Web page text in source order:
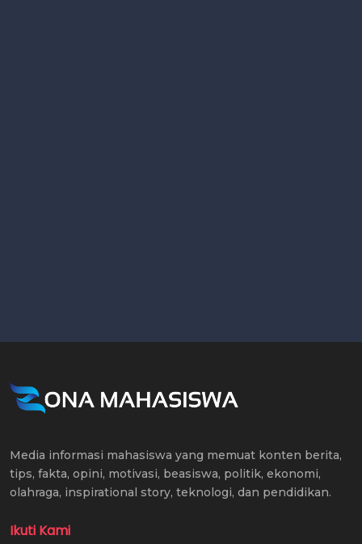
Media informasi mahasiswa yang memuat konten berita,
tips, fakta, opini, motivasi, beasiswa, politik, ekonomi,
olahraga, inspirational story, teknologi, dan pendidikan.
Ikuti Kami